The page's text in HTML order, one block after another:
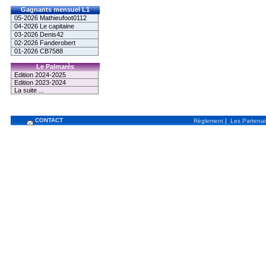
Gagnants mensuel L1
05-2026 Mathieufoot0112
04-2026 Le capitaine
03-2026 Denis42
02-2026 Fanderobert
01-2026 CB7588
Le Palmarès
Edition 2024-2025
Edition 2023-2024
La suite ...
CONTACT Règlement | Les